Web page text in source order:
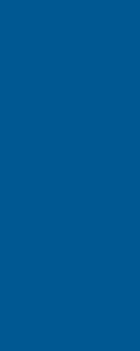
- АФРИКА